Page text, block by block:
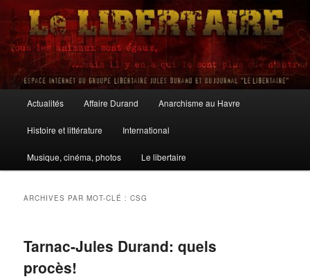
Aller
contenu
principal
Aller
contenu
secondaire
Le Libertaire
principal
Actualités Affaire Durand Anarchisme au Havre
Histoire et littérature International
Musique, cinéma, photos Le libertaire
ARCHIVES PAR MOT-CLÉ :CSG
Tarnac-Jules Durand: quels
procès!